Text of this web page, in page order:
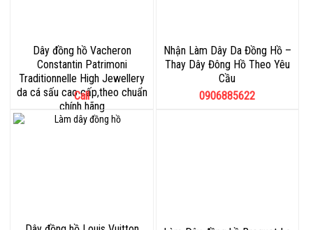
Dây đồng hồ Vacheron
Constantin Patrimoni
Traditionnelle High Jewellery
da cá sấu cao cấp,theo chuẩn
chính hãng
Call
Nhận Làm Dây Da Đồng Hồ –
Thay Dây Đông Hồ Theo Yêu
Cầu
0906885622